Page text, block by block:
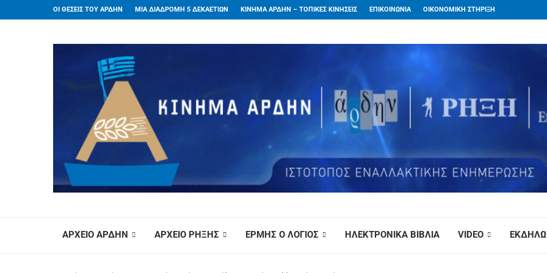
ΟΙ ΘΕΣΕΙΣ ΤΟΥ ΑΡΔΗΝ ΜΙΑ ΔΙΑΔΡΟΜΗ 5 ΔΕΚΑΕΤΙΩΝ ΚΙΝΗΜΑ ΑΡΔΗΝ – ΤΟΠΙΚΕΣ ΚΙΝΗΣΕΙΣ ΕΠΙΚΟΙΝΩΝΙΑ ΟΙΚΟΝΟΜΙΚΗ ΣΤΗΡΙΞΗ
ΑΡΧΕΙΟ ΑΡΔΗΝ ΑΡΧΕΙΟ ΡΗΞΗΣ ΕΡΜΗΣ Ο ΛΟΓΙΟΣ ΗΛΕΚΤΡΟΝΙΚΑ ΒΙΒΛΙΑ VIDEO